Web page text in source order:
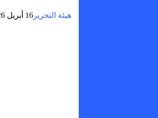
هيئة التحرير 16 أبريل 2026